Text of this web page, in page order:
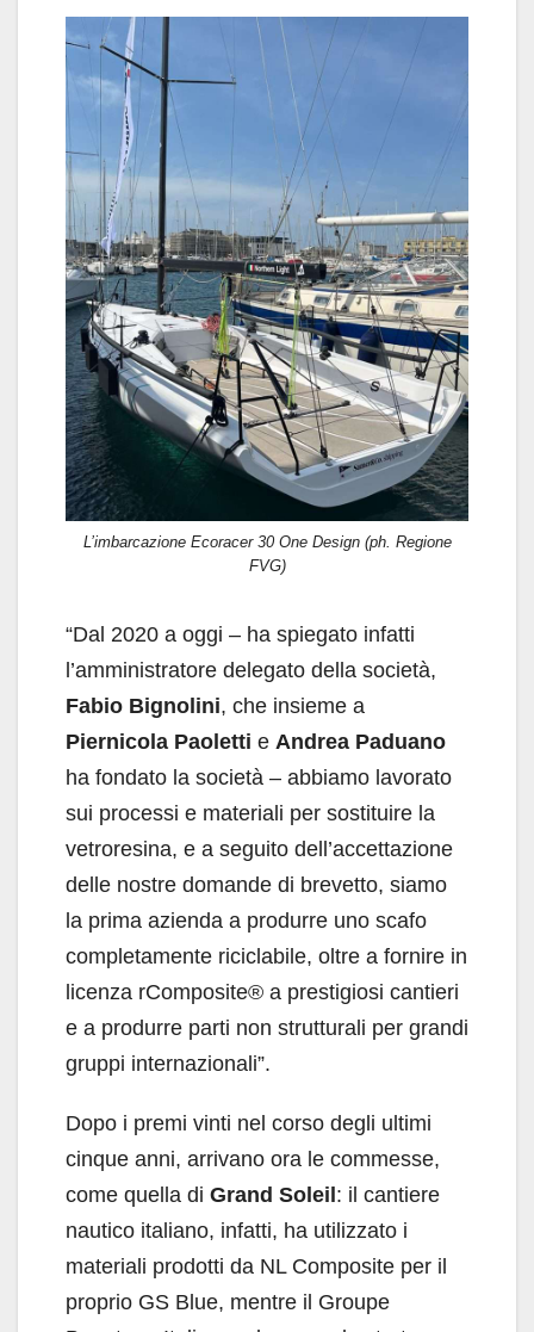
L’imbarcazione Ecoracer 30 One Design (ph. Regione
FVG)
“Dal 2020 a oggi – ha spiegato infatti
l’amministratore delegato della società,
Fabio Bignolini, che insieme a
Piernicola Paoletti e Andrea Paduano
ha fondato la società – abbiamo lavorato
sui processi e materiali per sostituire la
vetroresina, e a seguito dell’accettazione
delle nostre domande di brevetto, siamo
la prima azienda a produrre uno scafo
completamente riciclabile, oltre a fornire in
licenza rComposite® a prestigiosi cantieri
e a produrre parti non strutturali per grandi
gruppi internazionali”.
Dopo i premi vinti nel corso degli ultimi
cinque anni, arrivano ora le commesse,
come quella di Grand Soleil: il cantiere
nautico italiano, infatti, ha utilizzato i
materiali prodotti da NL Composite per il
proprio GS Blue, mentre il Groupe